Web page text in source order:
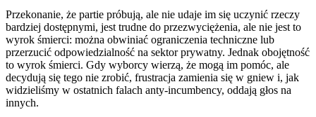
Przekonanie, że partie próbują, ale nie udaje im się uczynić rzeczy
bardziej dostępnymi, jest trudne do przezwyciężenia, ale nie jest to
wyrok śmierci: można obwiniać ograniczenia techniczne lub
przerzucić odpowiedzialność na sektor prywatny. Jednak obojętność
to wyrok śmierci. Gdy wyborcy wierzą, że mogą im pomóc, ale
decydują się tego nie zrobić, frustracja zamienia się w gniew i, jak
widzieliśmy w ostatnich falach anty-incumbency, oddają głos na
innych.